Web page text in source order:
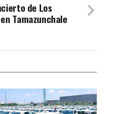
de Los
Tamazunchale